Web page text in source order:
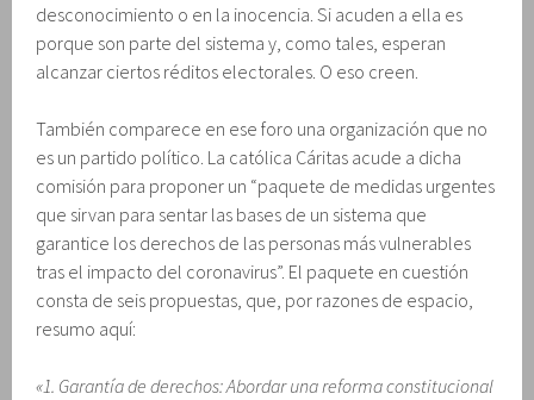
desconocimiento o en la inocencia. Si acuden a ella es
porque son parte del sistema y, como tales, esperan
alcanzar ciertos réditos electorales. O eso creen.
También comparece en ese foro una organización que no
es un partido político. La católica Cáritas acude a dicha
comisión para proponer un “paquete de medidas urgentes
que sirvan para sentar las bases de un sistema que
garantice los derechos de las personas más vulnerables
tras el impacto del coronavirus”. El paquete en cuestión
consta de seis propuestas, que, por razones de espacio,
resumo aquí:
«1. Garantía de derechos: Abordar una reforma constitucional